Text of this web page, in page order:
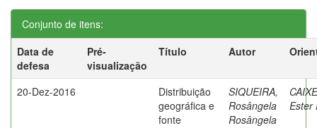
Conjunto de itens:
Data de
defesa
Pré-
visualização
Título Autor
20-Dez-2016
Distribuição
geográfica e
fonte
SIQUEIRA,
Rosângela
Rosângela
Ester